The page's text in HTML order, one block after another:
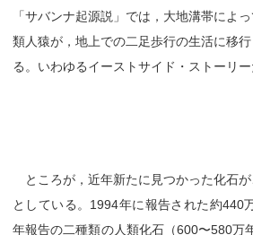
「サバンナ起源説」では，大地溝帯によ
類人猿が，地上での二足歩行の生活に移
る。いわゆるイーストサイド・ストーリー
ところが，近年新たに見つかった化石が
としている。1994年に報告された約440
年報告の二種類の人類化石（600〜580万